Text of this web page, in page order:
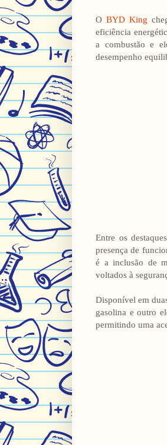
O BYD King
eficiência
a combustão e
desempenho
Entre os
presença de
é a inclusão de
voltados à
Disponível em
gasolina e outro
permitindo uma